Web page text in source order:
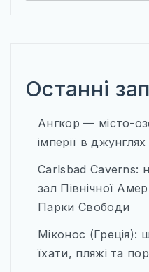
Останні
Ангкор — місто-
імперії в
Carlsbad Caverns:
зал Північної
Парки Свободи
Міконос (Греція):
їхати, пляжі та